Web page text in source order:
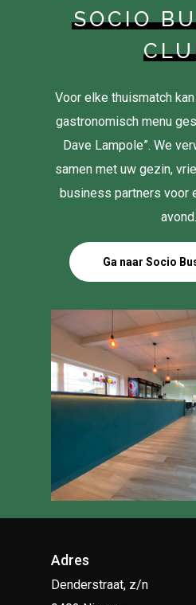
SOCIO
Voor elke thuismatch
gastronomisch menu
Dave Lampole”. We
samen met uw gezin,
business partners voor
avond.
Ga naar Socio
Adres
Denderstraat, z/n